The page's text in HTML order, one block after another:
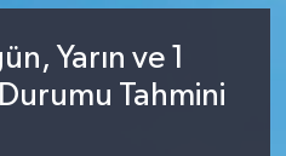
Yarın ve 1
Tahmini